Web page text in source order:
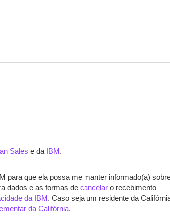
Sales e da IBM .
para que ela possa me manter informado(a) sobre
dados e as formas de cancelar o recebimento
da IBM . Caso seja um residente da
da Califórnia.